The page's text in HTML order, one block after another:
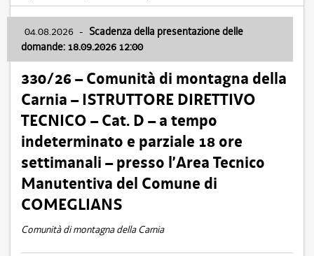
04.08.2026 - Scadenza della presentazione delle
domande: 18.09.2026 12:00
330/26 – Comunità di montagna della
Carnia – ISTRUTTORE DIRETTIVO
TECNICO – Cat. D – a tempo
indeterminato e parziale 18 ore
settimanali – presso l’Area Tecnico
Manutentiva del Comune di
COMEGLIANS
Comunità di montagna della Carnia